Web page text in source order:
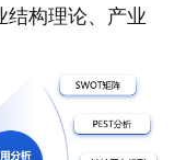
结构理论、产业